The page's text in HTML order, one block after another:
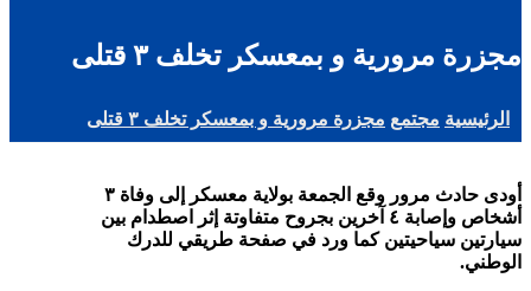
مجزرة مرورية و بمعسكر تخلف ٣ قتلى
الرئيسية مجتمع مجزرة مرورية و بمعسكر تخلف ٣ قتلى
أودى حادث مرور وقع الجمعة بولاية معسكر إلى
وفاة ٣
أشخاص وإصابة ٤ آخرين بجروح متفاوتة إثر اصطدام بين
سيارتين سياحيتين كما ورد في صفحة طريقي للدرك
الوطني.